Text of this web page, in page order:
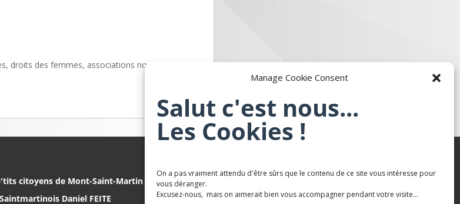
Manage Cookie Consent
Salut c'est nous...
Les Cookies !
On a pas vraiment attendu d'être sûrs que le contenu de ce site vous intéresse pour
vous déranger.
Excusez-nous, mais on aimerait bien vous accompagner pendant votre visite...
droits des femmes, associations non sportives
citoyens de Mont-Saint-Martin
Daniel FEITE
Karaté Mont Saint Martin
Terres de mercy - Complexe sportif